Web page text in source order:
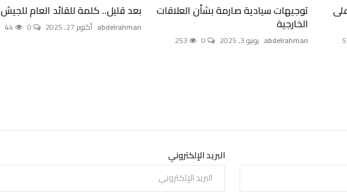
توجيهات سيادية صارمة بشأن العلاقات
الخارجية
abdelrahman يونيو 3, 2025 0
253
بعد قليل.. كلمة للقائد العام للجيش
abdelrahman أكتوبر 27, 2025
البريد الإلكتروني